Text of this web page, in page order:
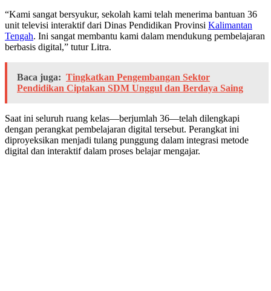
“Kami sangat bersyukur, sekolah kami telah menerima bantuan 36
unit televisi interaktif dari Dinas Pendidikan Provinsi Kalimantan
Tengah. Ini sangat membantu kami dalam mendukung pembelajaran
berbasis digital,” tutur Litra.
Baca juga: Tingkatkan Pengembangan Sektor
Pendidikan Ciptakan SDM Unggul dan Berdaya Saing
Saat ini seluruh ruang kelas—berjumlah 36—telah dilengkapi
dengan perangkat pembelajaran digital tersebut. Perangkat ini
diproyeksikan menjadi tulang punggung dalam integrasi metode
digital dan interaktif dalam proses belajar mengajar.